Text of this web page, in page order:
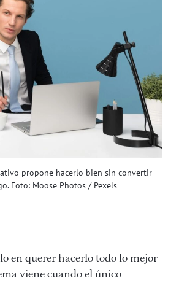
propone hacerlo bien sin convertir
Foto: Moose Photos / Pexels
en querer hacerlo todo lo mejor
viene cuando el único